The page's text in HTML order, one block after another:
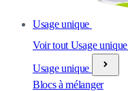
Usage unique
Voir tout Usage unique
Usage unique
Blocs à mélanger